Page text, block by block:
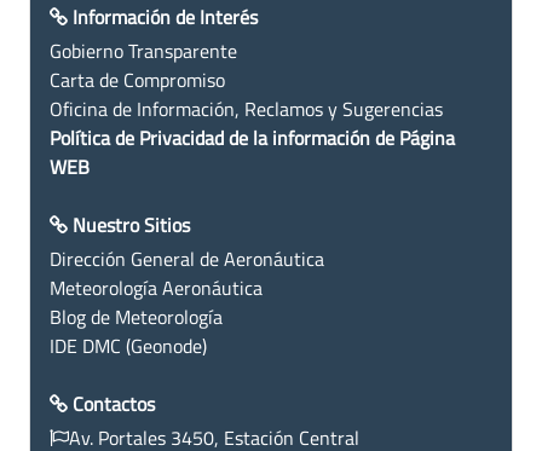
Información de Interés
Gobierno Transparente
Carta de Compromiso
Oficina de Información, Reclamos y Sugerencias
Política de Privacidad de la información de Página
WEB
Nuestro Sitios
Dirección General de Aeronáutica
Meteorología Aeronáutica
Blog de Meteorología
IDE DMC (Geonode)
Contactos
Av. Portales 3450, Estación Central